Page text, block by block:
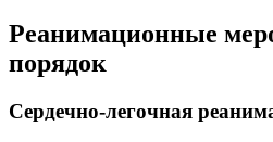
Реанимационные
порядок
Сердечно-легочная